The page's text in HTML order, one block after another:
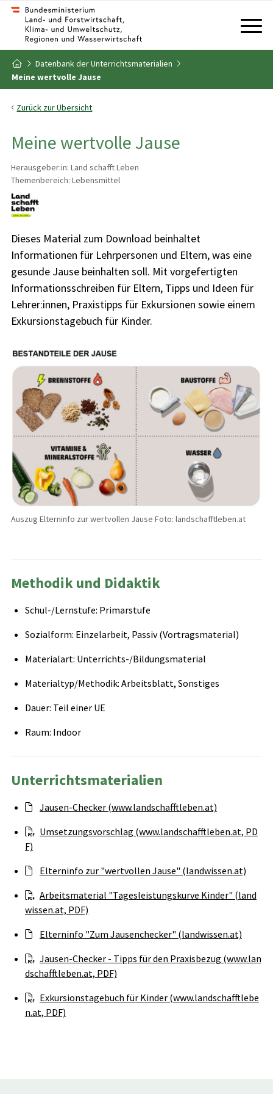
Zum Inhalt
Zum Inhaltsverzeichnis
Zur Startseite
Datenbank der Unterrichtsmaterialien
Meine wertvolle Jause
Zurück zur Übersicht
Meine wertvolle Jause
Herausgeber:in: Land schafft Leben
Themenbereich: Lebensmittel
Dieses Material zum Download beinhaltet
Informationen für Lehrpersonen und Eltern, was eine
gesunde Jause beinhalten soll. Mit vorgefertigten
Informationsschreiben für Eltern, Tipps und Ideen für
Lehrer:innen, Praxistipps für Exkursionen sowie einem
Exkursionstagebuch für Kinder.
Auszug Elterninfo zur wertvollen Jause Foto: landschafftleben.at
Methodik und Didaktik
Schul-/Lernstufe: Primarstufe
Sozialform: Einzelarbeit, Passiv (Vortragsmaterial)
Materialart: Unterrichts-/Bildungsmaterial
Materialtyp/Methodik: Arbeitsblatt, Sonstiges
Dauer: Teil einer UE
Raum: Indoor
Unterrichtsmaterialien
Jausen-Checker (www.landschafftleben.at)
Umsetzungsvorschlag (www.landschafftleben.at, PD
F)
Elterninfo zur "wertvollen Jause" (landwissen.at)
Arbeitsmaterial "Tagesleistungskurve Kinder" (land
wissen.at, PDF)
Elterninfo "Zum Jausenchecker" (landwissen.at)
Jausen-Checker - Tipps für den Praxisbezug (www.lan
dschafftleben.at, PDF)
Exkursionstagebuch für Kinder (www.landschafftlebe
n.at, PDF)